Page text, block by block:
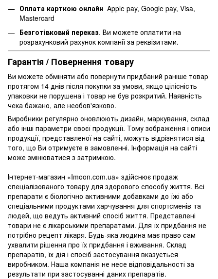
Оплата карткою онлайн Apple pay, Google pay, Visa,
Mastercard
Безготівковий переказ. Ви можете оплатити на
розрахунковий рахунок компанії за реквізитами.
Гарантія / Повернення товару
Ви можете обміняти або повернути придбаний раніше товар
протягом 14 днів після покупки за умови, якщо цілісність
упаковки не порушена і товар не був розкритий. Наявність
чека бажано, але необов'язково.
Виробники регулярно оновлюють дизайн, маркування, склад
або інші параметри своєї продукції. Тому зображення і описи
продукції, представленої на сайті, можуть відрізнятися від
того, що Ви отримуєте в замовленні. Інформація на сайті
може змінюватися з затримкою.
Інтернет-магазин «Imoon.com.ua» здійснює продаж
спеціалізованого товару для здорового способу життя. Всі
препарати є біологічно активними добавками до їжі або
спеціальними продуктами харчування для спортсменів та
людей, що ведуть активний спосіб життя. Представлені
товари не є лікарськими препаратами. Для їх придбання не
потрібно рецепт лікаря. Будь-яка людина має право сам
ухвалити рішення про їх придбання і вживання. Склад
препаратів, їх дія і спосіб застосування вказується
виробником. Наша компанія не несе відповідальності за
результати при застосуванні даних препаратів.